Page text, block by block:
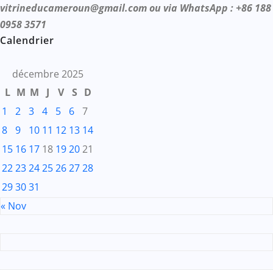
vitrineducameroun@gmail.com ou via WhatsApp : +86 188
0958 3571
Calendrier
décembre 2025
L M M J V S D
1
2 3 4 5 6 7
8 9 10 11 12 13 14
15 16 17 18 192021
22232425262728
293031
« Nov